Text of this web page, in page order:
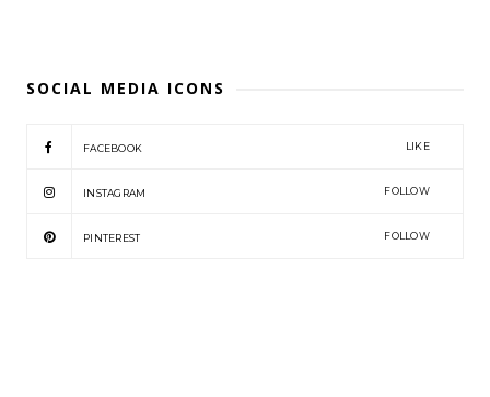
SOCIAL MEDIA ICONS
FACEBOOK LIKE
INSTAGRAM FOLLOW
PINTEREST FOLLOW